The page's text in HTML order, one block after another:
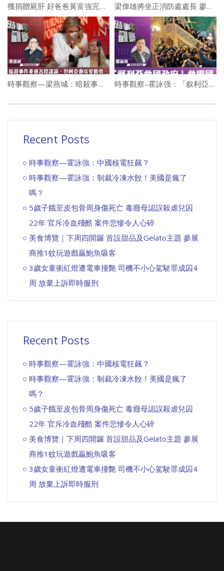
獲捐贈屍肝 好爸爸黃富強完成換肝 梁偉雄將坐正消防處處長 廖志勇接任民航處處長
時事觀察—梁燕城：暗殺事件牽連各陰謀論，但柯克妻以愛勝恨，重建美國精神價值 時事觀察–霍詠强：「叙利亞救國政府」救哪國？
Recent Posts
時事觀察—霍詠強：中國核電狂飆？
時事觀察—霍詠強：制裁冷凍水餃！美國是瘋了
嗎？
5歲子餓至皮包骨周身傷死亡 毒癮母認誤殺虐兒囚
22年 官斥冷血殘酷 案件悲慘令人心碎
美食博覽｜下周四開鑼 首設甜品及Gelato主題 參展
商推1蚊玩遊戲贏鮑魚吸客
3歲女童衝紅燈遭電車撞斃 司機不小心駕駛罪成囚4
周 放棄上訴即時服刑
Recent Posts
時事觀察—霍詠強：中國核電狂飆？
時事觀察—霍詠強：制裁冷凍水餃！美國是瘋了
嗎？
5歲子餓至皮包骨周身傷死亡 毒癮母認誤殺虐兒囚
22年 官斥冷血殘酷 案件悲慘令人心碎
美食博覽｜下周四開鑼 首設甜品及Gelato主題 參展
商推1蚊玩遊戲贏鮑魚吸客
3歲女童衝紅燈遭電車撞斃 司機不小心駕駛罪成囚4
周 放棄上訴即時服刑